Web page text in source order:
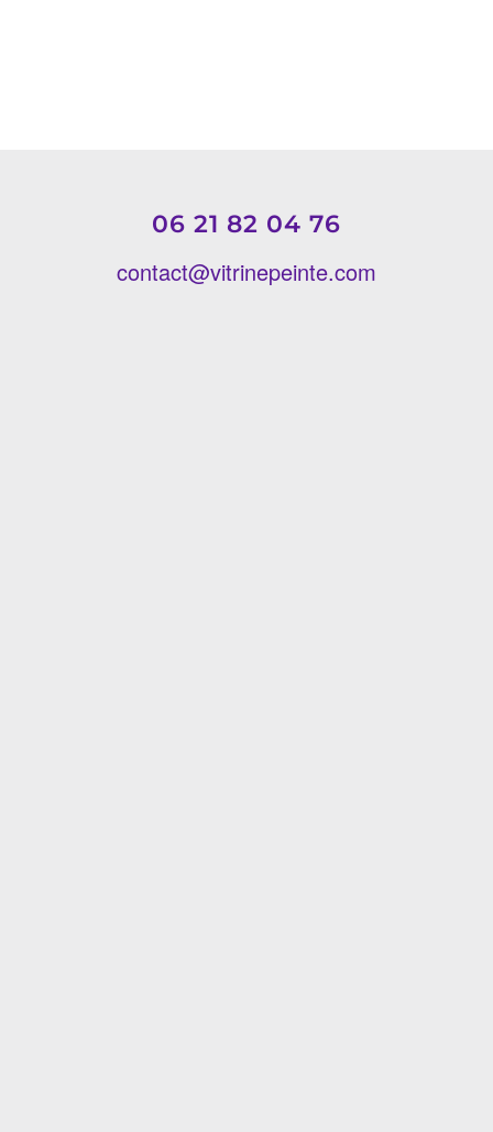
06 21 82 04 76
contact@vitrinepeinte.com